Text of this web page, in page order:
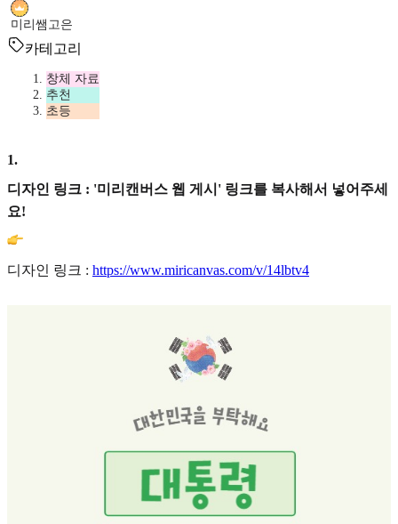
미리쌤고은
카테고리
창체 자료
추천
초등
1.
디자인 링크 : '미리캔버스 웹 게시' 링크를 복사해서 넣어주세
요!
디자인 링크 : https://www.miricanvas.com/v/14lbtv4